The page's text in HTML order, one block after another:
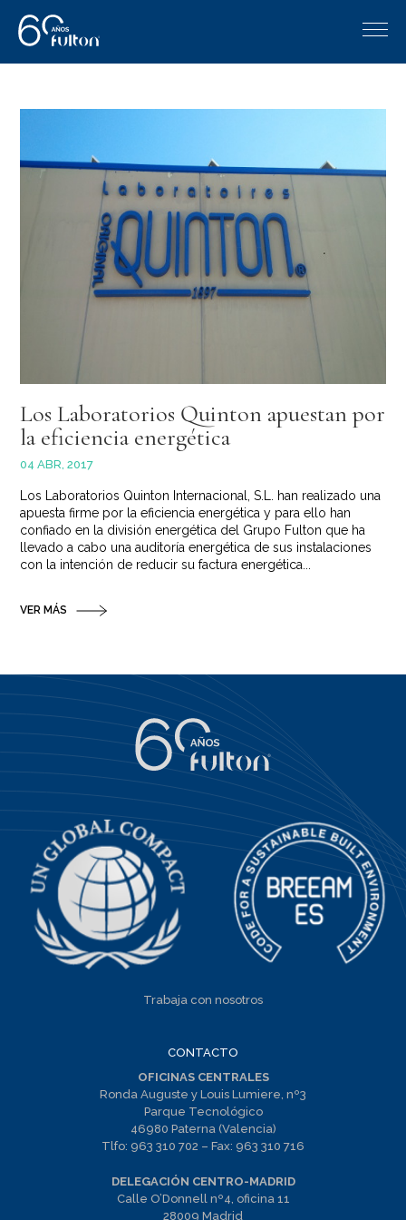
Los Laboratorios Quinton apuestan por
la eficiencia energética
04 ABR, 2017
Los Laboratorios Quinton Internacional, S.L. han realizado una
apuesta firme por la eficiencia energética y para ello han
confiado en la división energética del Grupo Fulton que ha
llevado a cabo una auditoría energética de sus instalaciones
con la intención de reducir su factura energética...
VER MÁS
Trabaja con nosotros
CONTACTO
OFICINAS CENTRALES
Ronda Auguste y Louis Lumiere, nº3
Parque Tecnológico
46980 Paterna (Valencia)
Tlfo: 963 310 702 – Fax: 963 310 716
DELEGACIÓN CENTRO-MADRID
Calle O’Donnell nº4, oficina 11
28009 Madrid